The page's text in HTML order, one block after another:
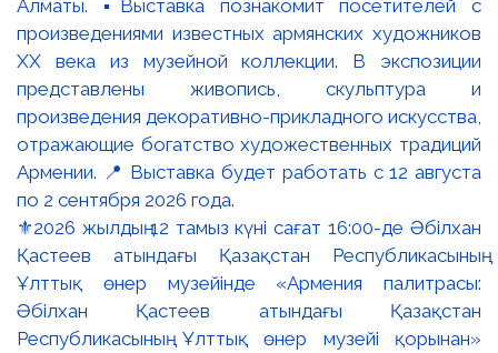
⚜️2026 жылдың 12 тамыз күні сағат 16:00-де Әбілхан
Қастеев атындағы Қазақстан Республикасының
Ұлттық өнер музейінде «Армения палитрасы:
Әбілхан Қастеев атындағы Қазақстан
Республикасының Ұлттық өнер музейі қорынан»